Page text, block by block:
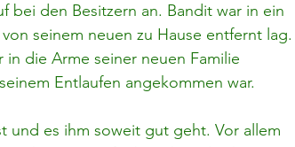
bei den Besitzern an. Bandit war in ein
seinem neuen zu Hause entfernt lag.
die Arme seiner neuen Familie
Entlaufen angekommen war.
und es ihm soweit gut geht. Vor allem